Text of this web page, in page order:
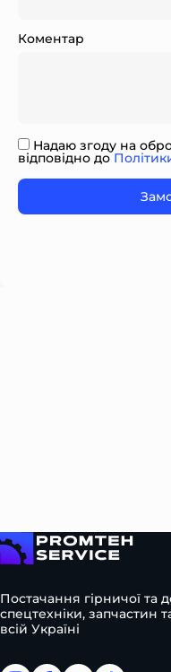
Коментар
Надаю згоду на
відповідно до
Постачання гірничої та
спецтехніки, запчастин
всій Україні